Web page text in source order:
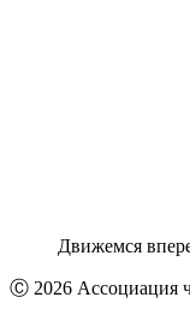
Движемся
Ⓒ 2026 Ассоциация